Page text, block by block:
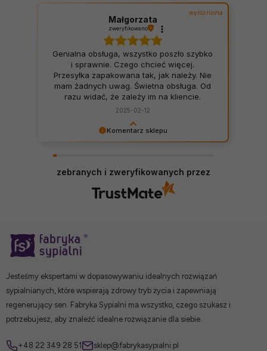
Komentarz sklepu
wyróżniona
Małgorzata
zweryfikowano
Genialna obsługa, wszystko poszło szybko
i sprawnie. Czego chcieć więcej.
Przesyłka zapakowana tak, jak należy. Nie
mam żadnych uwag. Świetna obsługa. Od
razu widać, że zależy im na kliencie.
Zamówienie dostarczone na czas, bez
produkty dobrej jakości.
2025-02-12
zebranych i zweryfikowanych przez
Jesteśmy ekspertami w dopasowywaniu idealnych rozwiązań
sypialnianych, które wspierają zdrowy tryb życia i zapewniają
regenerujący sen. Fabryka Sypialni ma wszystko, czego szukasz i
potrzebujesz, aby znaleźć idealne rozwiązanie dla siebie.
+48 22 349 28 51 sklep@fabrykasypialni.pl